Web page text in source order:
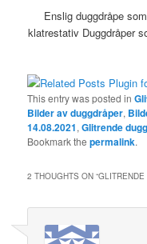
Enslig duggdråpe
klatrestativ Duggdråper
This entry was posted in
Bilder av duggdråper,
14.08.2021,Glitrende
Bookmark thepermalink.
2 THOUGHTS ON “GLITRENDE